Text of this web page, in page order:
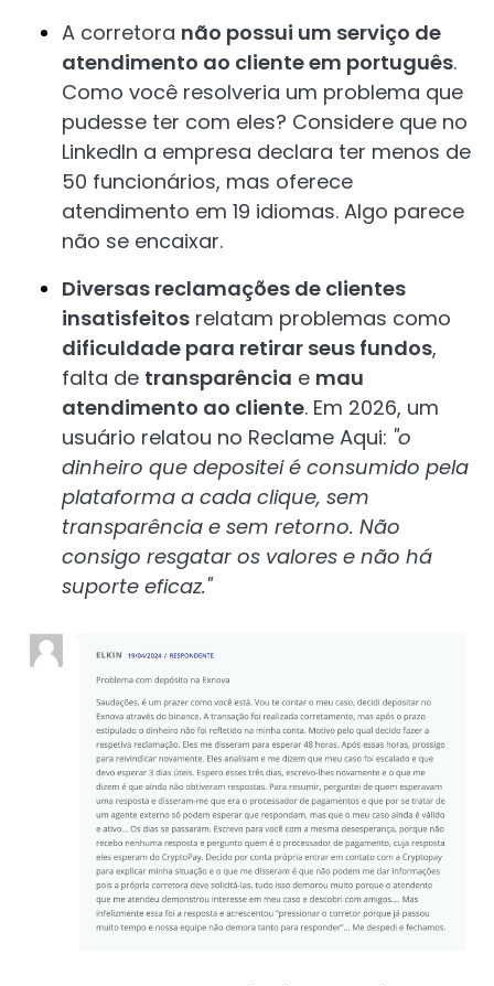
A corretora não possui um serviço de
atendimento ao cliente em português.
Como você resolveria um problema que
pudesse ter com eles? Considere que no
LinkedIn a empresa declara ter menos de
50 funcionários, mas oferece
atendimento em 19 idiomas. Algo parece
não se encaixar.
Diversas reclamações de clientes
insatisfeitos relatam problemas como
dificuldade para retirar seus fundos,
falta de transparência e mau
atendimento ao cliente. Em 2026, um
usuário relatou no Reclame Aqui: "o
dinheiro que depositei é consumido pela
plataforma a cada clique, sem
transparência e sem retorno. Não
consigo resgatar os valores e não há
suporte eficaz."